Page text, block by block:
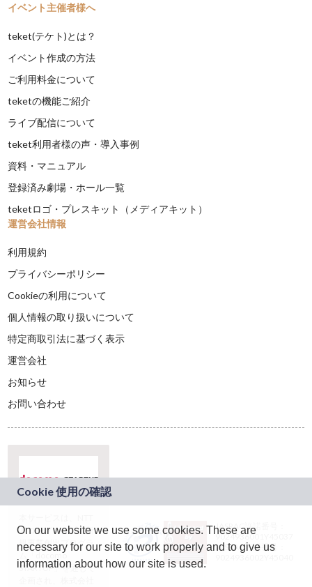
イベント主催者様へ
teket(テケト)とは？
イベント作成の方法
ご利用料金について
teketの機能ご紹介
ライブ配信について
teket利用者様の声・導入事例
資料・マニュアル
登録済み劇場・ホール一覧
teketロゴ・プレスキット（メディアキット）
運営会社情報
利用規約
プライバシーポリシー
Cookieの利用について
個人情報の取り扱いについて
特定商取引法に基づく表示
運営会社
お知らせ
お問い合わせ
ドコモグループの新
規事業創出プログラ
ム「docomo
STARTUP」を通じて
JASRAC許諾番号：
9024936001Y45037
JASRAC許諾番号：
On our website we use some cookies. These are
necessary for our site to work properly and to give us
information about how our site is used.